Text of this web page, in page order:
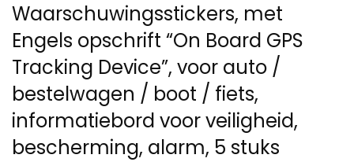
Waarschuwingsstickers, met
Engels opschrift “On Board GPS
Tracking Device”, voor auto /
bestelwagen / boot / fiets,
informatiebord voor veiligheid,
bescherming, alarm, 5 stuks